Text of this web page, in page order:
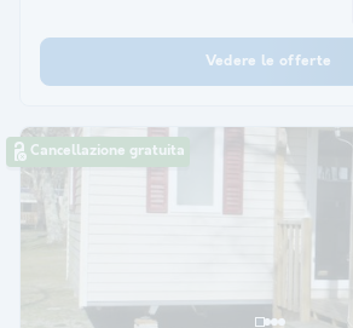
Vedere le offerte
Cancellazione gratuita